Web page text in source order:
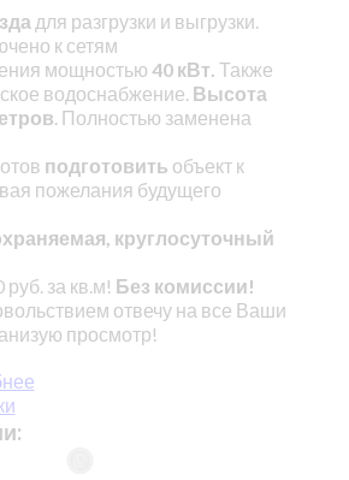
для разгрузки и выгрузки.
к сетям
мощностью 40 кВт. Также
водоснабжение. Высота
. Полностью заменена
подготовить объект к
пожелания будущего
круглосуточный
за кв.м! Без комиссии!
отвечу на все Ваши
просмотр!